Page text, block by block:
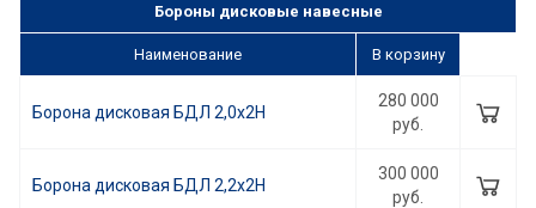
Бороны дисковые навесные
Наименование В корзину
Борона дисковая БДЛ 2,0x2Н
280 000
руб.
Борона дисковая БДЛ 2,2x2Н
300 000
руб.